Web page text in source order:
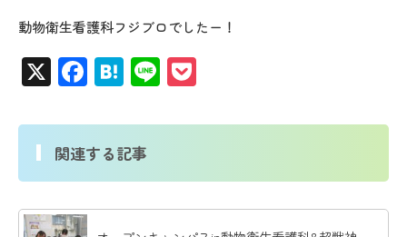
動物衛生看護科フジブロでしたー！
X Facebook
Hatena
Line
関連する記事